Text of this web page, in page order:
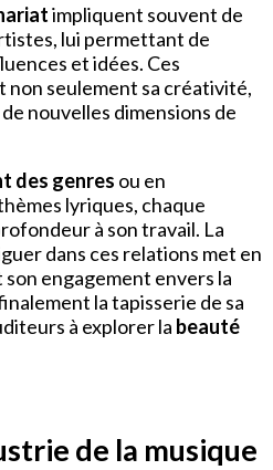
impliquent souvent de
lui permettant de
et idées. Ces
seulement sa créativité,
nouvelles dimensions de
des genres ou en
lyriques, chaque
à son travail. La
dans ces relations met en
engagement envers la
la tapisserie de sa
à explorer la beauté
de la musique